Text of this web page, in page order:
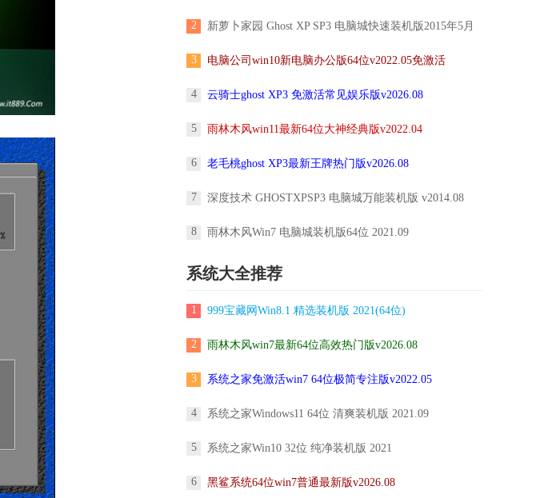
2 新萝卜家园 Ghost XP SP3 电脑城快速装机版2015年5月
3 电脑公司win10新电脑办公版64位v2022.05免激活
4 云骑士ghost XP3 免激活常见娱乐版v2026.08
5 雨林木风win11最新64位大神经典版v2022.04
6 老毛桃ghost XP3最新王牌热门版v2026.08
7 深度技术 GHOSTXPSP3 电脑城万能装机版 v2014.08
8 雨林木风Win7 电脑城装机版64位 2021.09
系统大全推荐
1 999宝藏网Win8.1 精选装机版 2021(64位)
2 雨林木风win7最新64位高效热门版v2026.08
3 系统之家免激活win7 64位极简专注版v2022.05
4 系统之家Windows11 64位 清爽装机版 2021.09
5 系统之家Win10 32位 纯净装机版 2021
6 黑鲨系统64位win7普通最新版v2026.08